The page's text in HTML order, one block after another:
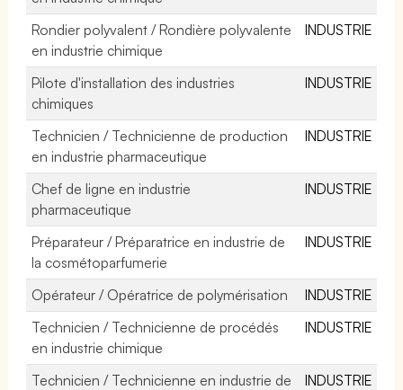
Rondier polyvalent / Rondière polyvalente
en industrie chimique
INDUSTRIE
Pilote d'installation des industries
chimiques
INDUSTRIE
Technicien / Technicienne de production
en industrie pharmaceutique
INDUSTRIE
Chef de ligne en industrie
pharmaceutique
INDUSTRIE
Préparateur / Préparatrice en industrie de
la cosmétoparfumerie
INDUSTRIE
Opérateur / Opératrice de polymérisation
INDUSTRIE
Technicien / Technicienne de procédés
en industrie chimique
INDUSTRIE
Technicien / Technicienne en industrie de
INDUSTRIE